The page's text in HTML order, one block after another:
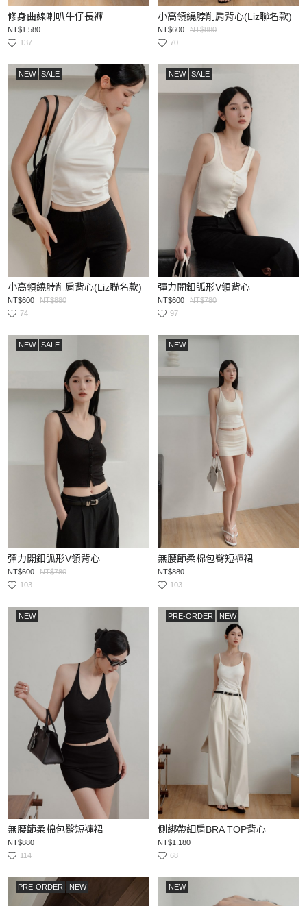
修身曲線喇叭牛仔長褲
NT$1,580
137
小高領繞脖削肩背心(Liz聯名款)
NT$600
NT$880
70
NEW SALE
小高領繞脖削肩背心(Liz聯名款)
NT$600
NT$880
74
NEW SALE
彈力開釦弧形V領背心
NT$600
NT$780
97
NEW SALE
彈力開釦弧形V領背心
NT$600
NT$780
103
NEW
無腰節柔棉包臀短褲裙
NT$880
103
NEW
無腰節柔棉包臀短褲裙
NT$880
114
PRE-ORDER NEW
側綁帶細肩BRA TOP背心
NT$1,180
68
PRE-ORDER NEW NEW